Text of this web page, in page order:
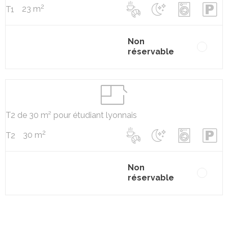
T1 23 m2
Non
réservable
T2 de 30 m² pour étudiant lyonnais
T2 30 m2
Non
réservable